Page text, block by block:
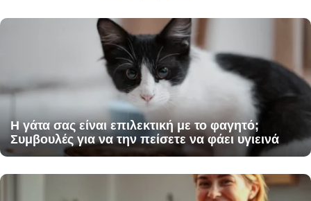
Η γάτα σας είναι επιλεκτική με το φαγητό;
Συμβουλές για να την πείσετε να φάει υγιεινά